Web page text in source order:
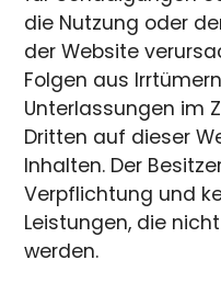
die Nutzung oder
der Website
Folgen aus
Unterlassungen im
Dritten auf dieser
Inhalten. Der
Verpflichtung und
Leistungen, die
werden.